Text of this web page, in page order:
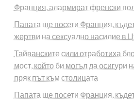
Франция, алармират френски
Папата ще посети Франция,
жертви на сексуално насилие в
Тайванските сили отработиха
мост, който би могъл да осигури
пряк път към столицата
Папата ще посети Франция,